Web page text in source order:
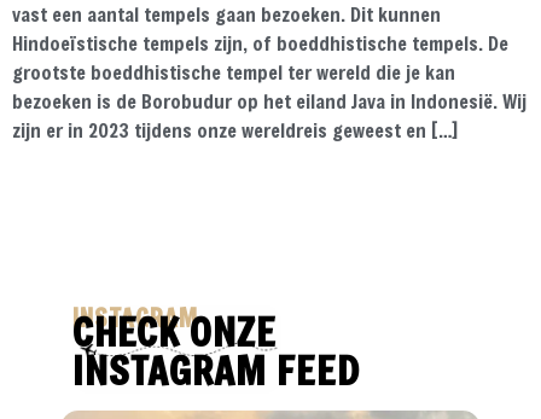
vast een aantal tempels gaan bezoeken. Dit kunnen
Hindoeïstische tempels zijn, of boeddhistische tempels. De
grootste boeddhistische tempel ter wereld die je kan
bezoeken is de Borobudur op het eiland Java in Indonesië. Wij
zijn er in 2023 tijdens onze wereldreis geweest en […]
INSTAGRAM
CHECK ONZE
INSTAGRAM FEED